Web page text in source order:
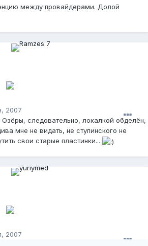
между провайдерами. Долой
2007
следовательно, локалкой обделён,
мне не видать, не ступинского не
свои старые пластинки...
2007